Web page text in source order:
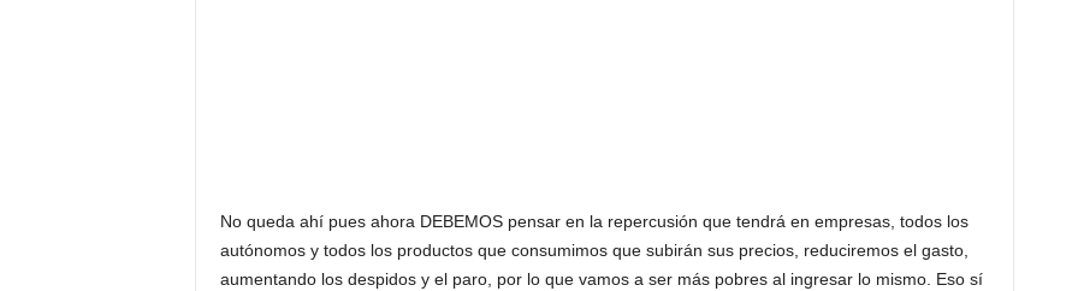
No queda ahí pues ahora DEBEMOS pensar en la repercusión que tendrá en empresas, todos los
autónomos y todos los productos que consumimos que subirán sus precios, reduciremos el gasto,
aumentando los despidos y el paro, por lo que vamos a ser más pobres al ingresar lo mismo. Eso sí